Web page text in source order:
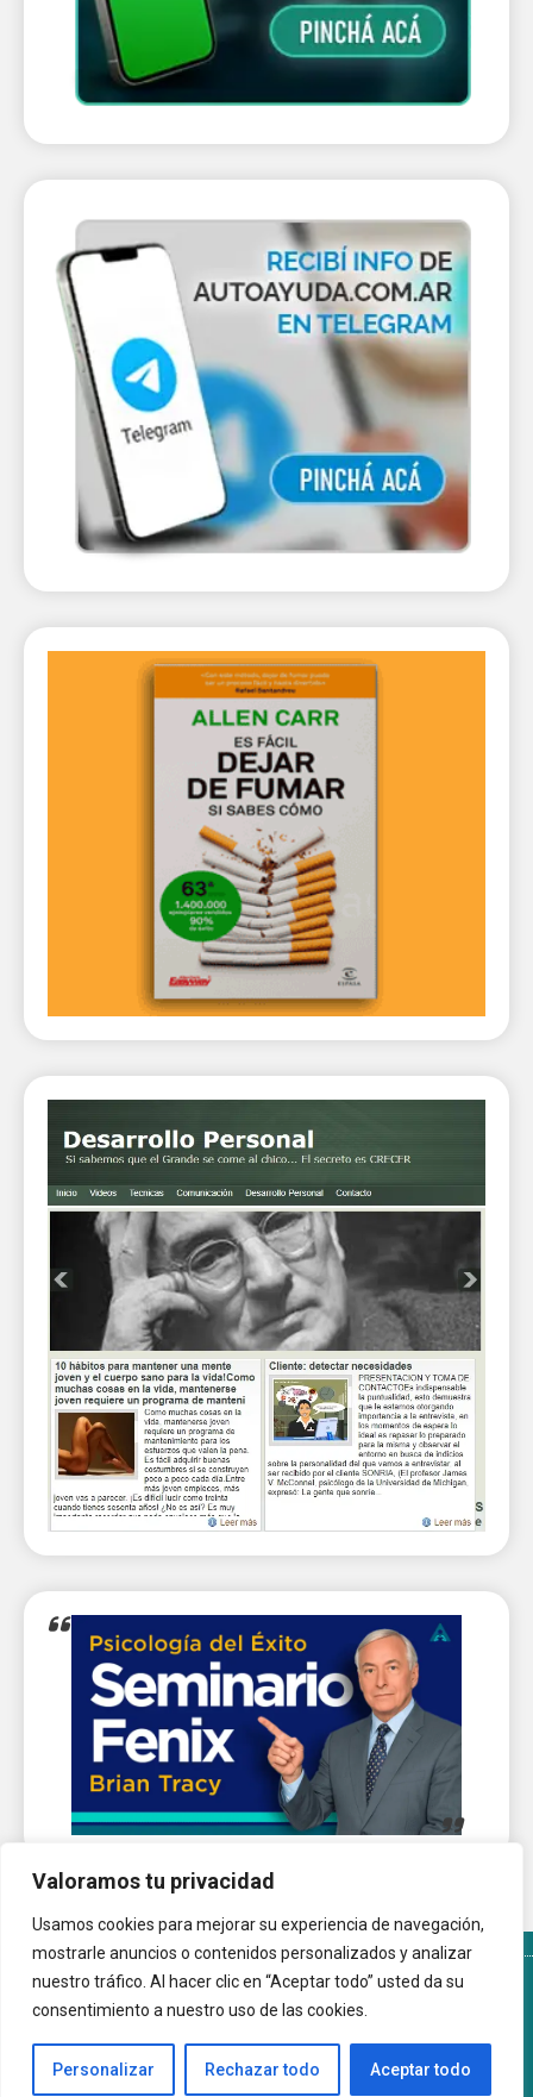
Valoramos tu privacidad
Usamos cookies para mejorar su experiencia de navegación,
mostrarle anuncios o contenidos personalizados y analizar
nuestro tráfico. Al hacer clic en “Aceptar todo” usted da su
consentimiento a nuestro uso de las cookies.
Personalizar Rechazar todo Aceptar todo
Política de Cookies